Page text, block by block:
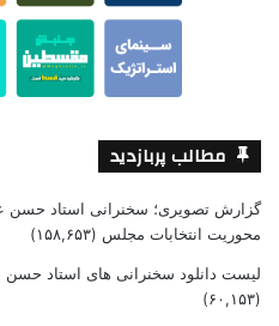
مطالب پربازدید
گزارش تصویری؛ سخنرانی استاد حسن
محوریت انتخابات مجلس (۱۵۸,۶۵۳)
لیست دانلود سخنرانی های استاد حسن عباسی
(۶۰,۱۵۳)